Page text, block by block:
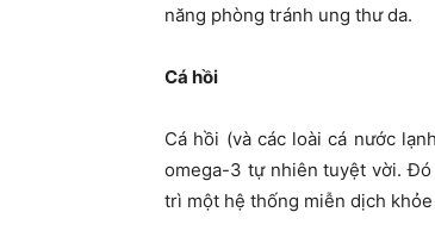
năng phòng tránh ung thư da.
Cá hồi
Cá hồi (và các loài cá nước
omega-3 tự nhiên tuyệt vời.
trì một hệ thống miễn dịch khỏe